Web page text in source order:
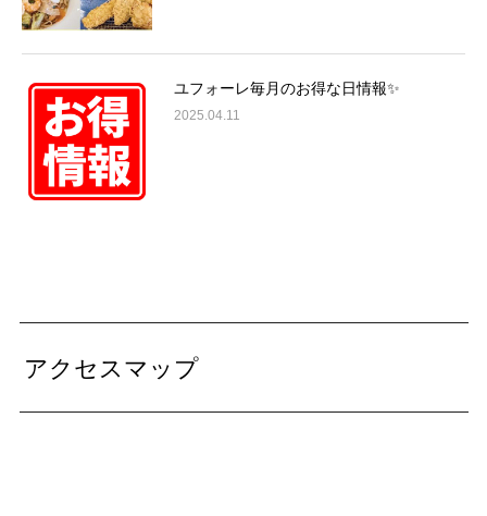
ユフォーレ毎月のお得な日情報✨
2025.04.11
アクセスマップ